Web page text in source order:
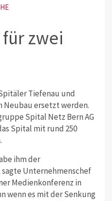
zwei
Tiefenau und
Neubau ersetzt werden.
Spital Netz Bern AG
Spital mit rund 250
ihm der
Unternehmenschef
Medienkonferenz in
wenn es mit der Senkung